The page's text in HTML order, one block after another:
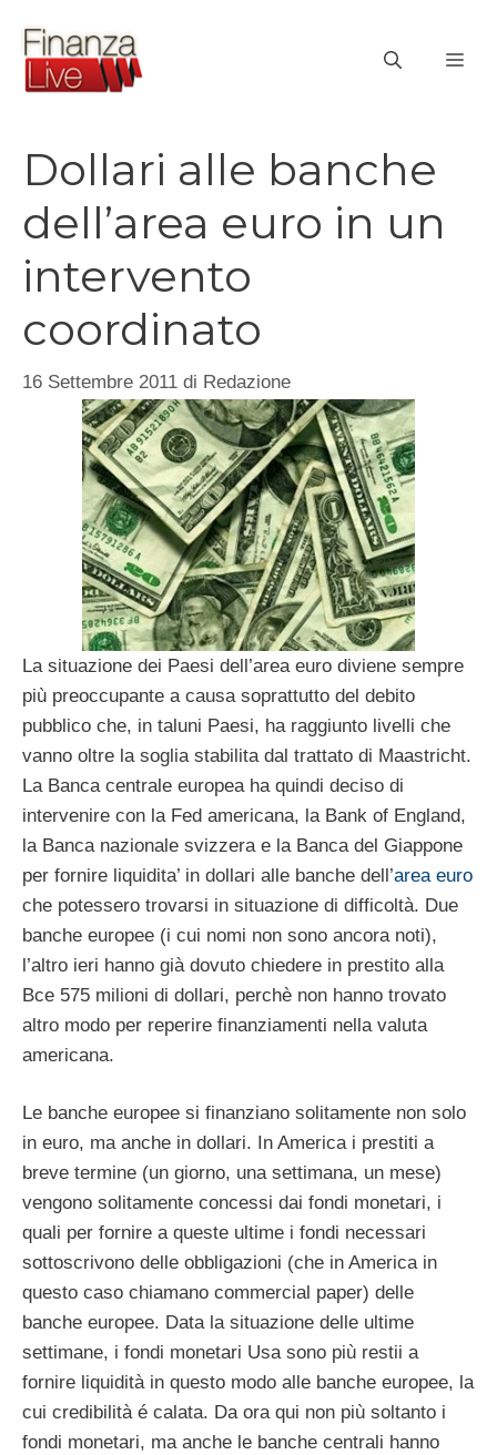
contenuto
Dollari alle banche
dell’area euro in un
intervento
coordinato
16 Settembre 2011 di Redazione
La situazione dei Paesi dell’area euro diviene sempre
più preoccupante a causa soprattutto del debito
pubblico che, in taluni Paesi, ha raggiunto livelli che
vanno oltre la soglia stabilita dal trattato di Maastricht.
La Banca centrale europea ha quindi deciso di
intervenire con la Fed americana, la Bank of England,
la Banca nazionale svizzera e la Banca del Giappone
per fornire liquidita’ in dollari alle banche dell’area euro
che potessero trovarsi in situazione di difficoltà. Due
banche europee (i cui nomi non sono ancora noti),
l’altro ieri hanno già dovuto chiedere in prestito alla
Bce 575 milioni di dollari, perchè non hanno trovato
altro modo per reperire finanziamenti nella valuta
americana.
Le banche europee si finanziano solitamente non solo
in euro, ma anche in dollari. In America i prestiti a
breve termine (un giorno, una settimana, un mese)
vengono solitamente concessi dai fondi monetari, i
quali per fornire a queste ultime i fondi necessari
sottoscrivono delle obbligazioni (che in America in
questo caso chiamano commercial paper) delle
banche europee. Data la situazione delle ultime
settimane, i fondi monetari Usa sono più restii a
fornire liquidità in questo modo alle banche europee, la
cui credibilità é calata. Da ora qui non più soltanto i
fondi monetari, ma anche le banche centrali hanno